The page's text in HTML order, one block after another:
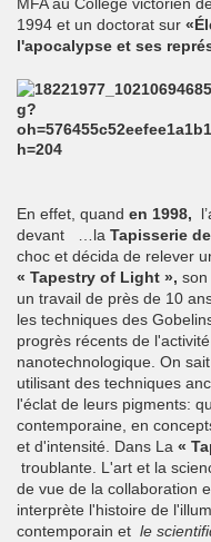
MFA au Collège victorien
1994 et un doctorat sur
l'apocalypse et ses
En effet, quand en 1998,
devant …la Tapisserie
choc et décida de relever
« Tapestry of Light »,
un travail de près de 10
les techniques des
progrès récents de
nanotechnologique. On
utilisant des techniques
l'éclat de leurs pigments:
contemporaine, en
et d'intensité. Dans La «
troublante. L'art et la
de vue de la collaboration
interprète l'histoire de
contemporain et le